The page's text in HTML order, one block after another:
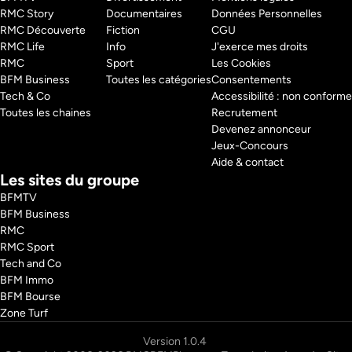
RMC Story
RMC Découverte
RMC Life
RMC
BFM Business
Tech & Co
Toutes les chaines
Documentaires
Fiction
Info
Sport
Toutes les catégories
Données Personnelles
CGU
J'exerce mes droits
Les Cookies
Consentements
Accessibilité : non conforme
Recrutement
Devenez annonceur
Jeux-Concours
Aide & contact
Les sites du groupe
BFMTV
BFM Business
RMC
RMC Sport
Tech and Co
BFM Immo
BFM Bourse
Zone Turf